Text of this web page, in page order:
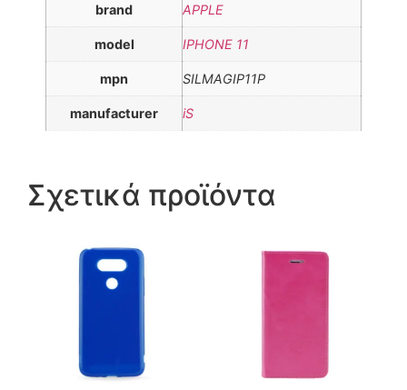
brand APPLE
model IPHONE 11
mpn SILMAGIP11P
manufacturer iS
Σχετικά προϊόντα